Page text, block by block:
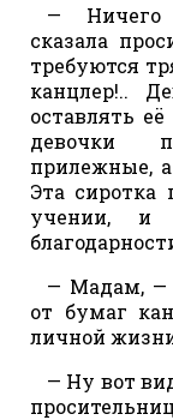
— Ничего
сказала
требуются
канцлер!..
оставлять
девочки
прилежные, а
Эта сиротка
учении, и
— Мадам, —
от бумаг
личной
— Ну вот